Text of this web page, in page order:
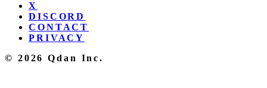
X
DISCORD
CONTACT
PRIVACY
© 2026 Qdan Inc.